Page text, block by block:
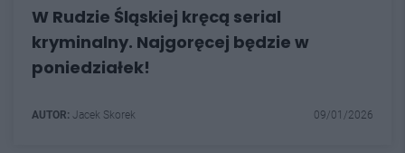
W Rudzie Śląskiej kręcą serial
kryminalny. Najgoręcej będzie w
poniedziałek!
AUTOR: Jacek Skorek 09/01/2026